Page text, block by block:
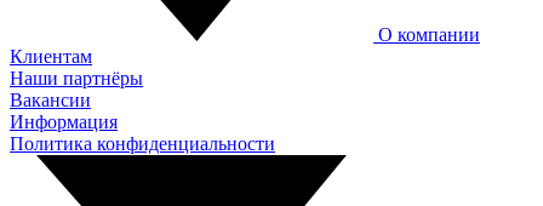
О компании
Клиентам
Наши партнёры
Вакансии
Информация
Политика конфиденциальности